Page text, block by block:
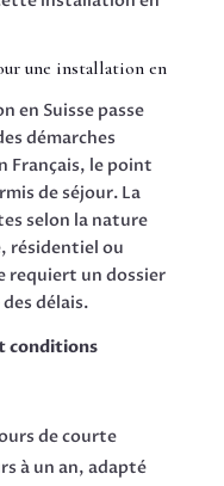
une installation en
en Suisse passe
démarches
Français, le point
de séjour. La
selon la nature
résidentiel ou
requiert un dossier
délais.
conditions
de courte
à un an, adapté